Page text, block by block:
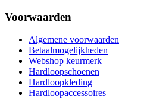
Voorwaarden
Algemene voorwaarden
Betaalmogelijkheden
Webshop keurmerk
Hardloopschoenen
Hardloopkleding
Hardloopaccessoires